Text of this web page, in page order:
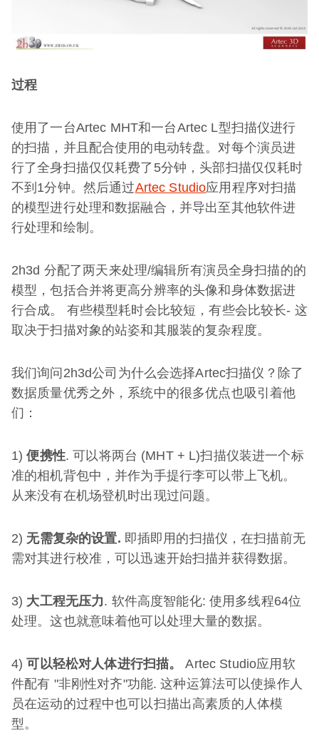
过程
使用了一台Artec MHT和一台Artec L型扫描仪进行
的扫描，并且配合使用的电动转盘。对每个演员进
行了全身扫描仅仅耗费了5分钟，头部扫描仅仅耗时
不到1分钟。然后通过Artec Studio应用程序对扫描
的模型进行处理和数据融合，并导出至其他软件进
行处理和绘制。
2h3d 分配了两天来处理/编辑所有演员全身扫描的的
模型，包括合并将更高分辨率的头像和身体数据进
行合成。 有些模型耗时会比较短，有些会比较长- 这
取决于扫描对象的站姿和其服装的复杂程度。
我们询问2h3d公司为什么会选择Artec扫描仪？除了
数据质量优秀之外，系统中的很多优点也吸引着他
们：
1)便携性. 可以将两台 (MHT + L)扫描仪装进一个标
准的相机背包中，并作为手提行李可以带上飞机。
从来没有在机场登机时出现过问题。
2) 无需复杂的设置. 即插即用的扫描仪，在扫描前无
需对其进行校准，可以迅速开始扫描并获得数据。
3) 大工程无压力. 软件高度智能化: 使用多线程64位
处理。这也就意味着他可以处理大量的数据。
4)可以轻松对人体进行扫描。
Artec Studio应用软
件配有 "非刚性对齐"功能. 这种运算法可以使操作人
员在运动的过程中也可以扫描出高素质的人体模
型。